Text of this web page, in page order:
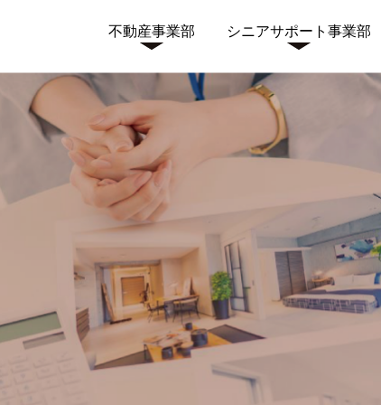
不動産事業部 シニアサポート事業部